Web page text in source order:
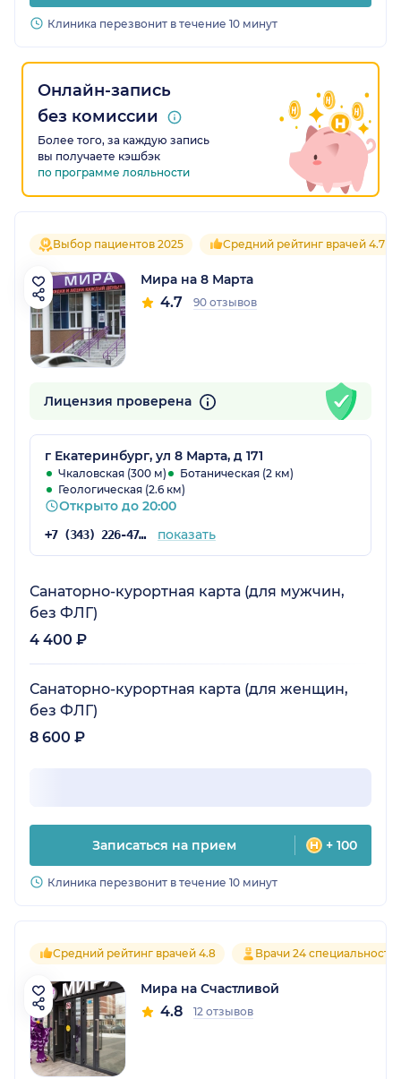
Клиника перезвонит в течение 10 минут
Онлайн-запись
без комиссии
Более того, за каждую запись
вы получаете кэшбэк
по программе лояльности
Выбор пациентов 2025 Средний рейтинг врачей 4.7
Мира на 8 Марта
4.7 90 отзывов
Лицензия проверена
г Екатеринбург, ул 8 Марта, д 171
Чкаловская (300 м)
Ботаническая (2 км)
Геологическая (2.6 км)
Открыто до 20:00
+7 (343) 226-47-61 показать
Санаторно-курортная карта (для мужчин,
без ФЛГ)
4 400 ₽
Санаторно-курортная карта (для женщин,
без ФЛГ)
8 600 ₽
Записаться на прием + 100
Клиника перезвонит в течение 10 минут
Средний рейтинг врачей 4.8 Врачи 24
Мира на Счастливой
4.8 12 отзывов